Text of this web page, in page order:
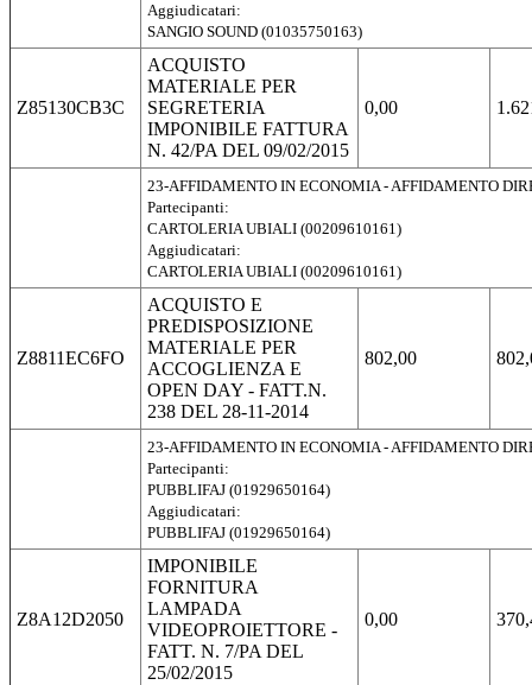
Aggiudicatari:
SANGIO SOUND (01035750163)
Z85130CB3C
ACQUISTO
MATERIALE PER
SEGRETERIA
IMPONIBILE FATTURA
N. 42/PA DEL 09/02/2015
0,00
23-AFFIDAMENTO IN ECONOMIA - AFFIDAMENTO
Partecipanti:
CARTOLERIA UBIALI (00209610161)
Aggiudicatari:
CARTOLERIA UBIALI (00209610161)
Z8811EC6FO
ACQUISTO E
PREDISPOSIZIONE
MATERIALE PER
ACCOGLIENZA E
OPEN DAY - FATT.N.
238 DEL 28-11-2014
802,00
23-AFFIDAMENTO IN ECONOMIA - AFFIDAMENTO
Partecipanti:
PUBBLIFAJ (01929650164)
Aggiudicatari:
PUBBLIFAJ (01929650164)
Z8A12D2050
IMPONIBILE
FORNITURA
LAMPADA
VIDEOPROIETTORE -
FATT. N. 7/PA DEL
25/02/2015
0,00